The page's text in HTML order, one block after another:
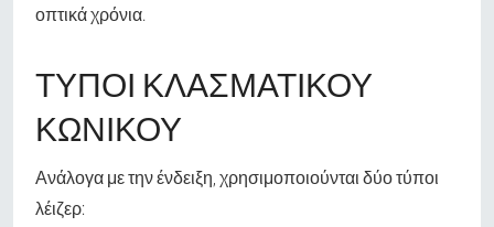
οπτικά χρόνια.
ΤΎΠΟΙ ΚΛΑΣΜΑΤΙΚΟΎ
ΚΩΝΙΚΟΎ
Ανάλογα με την ένδειξη, χρησιμοποιούνται δύο τύποι
λέιζερ: